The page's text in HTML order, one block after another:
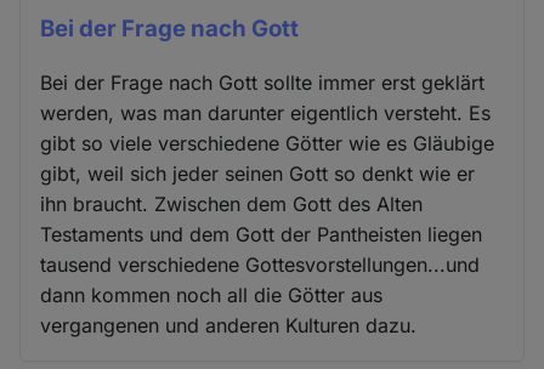
Bei der Frage nach Gott
Bei der Frage nach Gott sollte immer erst geklärt
werden, was man darunter eigentlich versteht. Es
gibt so viele verschiedene Götter wie es Gläubige
gibt, weil sich jeder seinen Gott so denkt wie er
ihn braucht. Zwischen dem Gott des Alten
Testaments und dem Gott der Pantheisten liegen
tausend verschiedene Gottesvorstellungen...und
dann kommen noch all die Götter aus
vergangenen und anderen Kulturen dazu.